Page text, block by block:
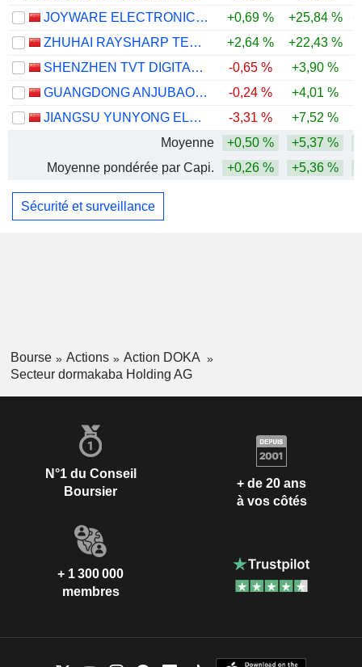
JOYWARE ELECTRONICS CO.,LTD
+0,69 % +25,84 %
ZHUHAI RAYSHARP TECHNOLOGY CO.,LTD.
+2,64 % +22,43 %
SHENZHEN TVT DIGITAL TECHNOLOGY CO., LTD.
-0,65 % +3,90 %
GUANGDONG ANJUBAO DIGITAL TECHNOLOGY CO., LTD.
-0,24 % +4,01 %
JIANGSU YUNYONG ELECTRONICS AND TECHNOLOGY CO.,LTD
-3,31 % +7,52 %
Moyenne
+0,50 % +5,37 %
Moyenne pondérée par Capi.
+0,26 % +5,36 %
Sécurité et surveillance
Bourse Actions
Action DOKA
Secteur dormakaba Holding AG
N°1 du Conseil
Boursier
+ de 20 ans
à vos côtés
+ 1 300 000
membres